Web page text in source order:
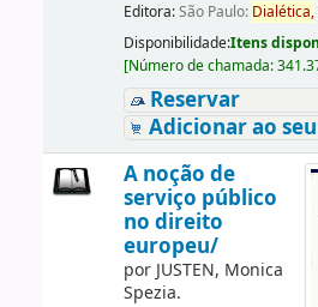
Editora:São Paulo: Dialética,
Disponibilidade:Itens
[Número de chamada:
Reservar
Adicionar ao
A noção de
serviço público
no direito
europeu/
por JUSTEN, Monica
Spezia.